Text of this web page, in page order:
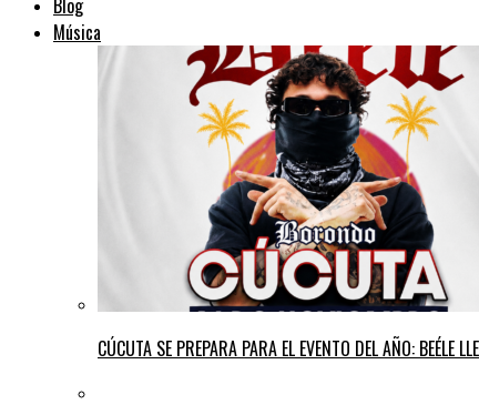
Blog
Música
CÚCUTA SE PREPARA PARA EL EVENTO DEL AÑO: BEÉLE